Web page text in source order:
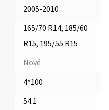
2005-2010
165/70 R14, 185/60
R15, 195/55 R15
Nové
4*100
54.1